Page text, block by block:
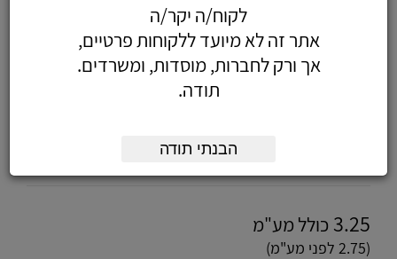
דבק סטיק קטן 8 גרם 3M
Scotch
מק"ט
800997
3.25 כולל מע"מ
(2.75 לפני מע"מ)
לקוח/ה יקר/ה
אתר זה לא מיועד ללקוחות פרטיים,
אך ורק לחברות, מוסדות, ומשרדים.
תודה.
הבנתי תודה